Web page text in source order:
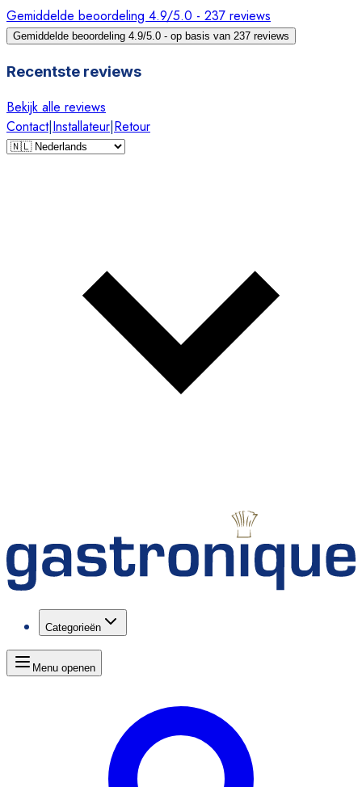
Gemiddelde beoordeling 4.9/5.0 - 237 reviews
Gemiddelde beoordeling 4.9/5.0 - op basis van 237 reviews
Recentste reviews
Bekijk alle reviews
Contact|Installateur|Retour
Categorieën
Menu openen